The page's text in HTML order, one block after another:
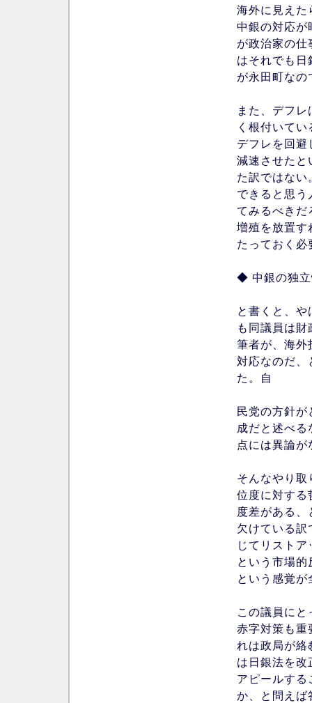
海外に見えた
中銀の対応が
が政治家の仕
はそれでも日
が永田町なの
また、デフ
く根付いて
デフレを回避
減速させたと
た訳ではない
できると思う
てみるべきだ
増殖を放置す
たっておく必
◆ 中銀の独
と書くと、
も同議員は
筆者が、海外
対応なのだ、
た。自
民党の方針が
成だと述べ
点には異論
そんなやり取
位度に対する
度差がある
欠けている訳
じてリスト
という市場
という感覚
この議員に
赤字対策も重
れは政局が絡
は日銀法を改
アピールする
か、と問えば